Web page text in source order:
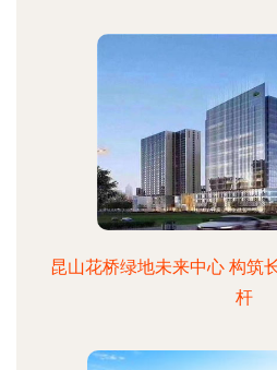
昆山花桥绿地未来中心 构筑
杆